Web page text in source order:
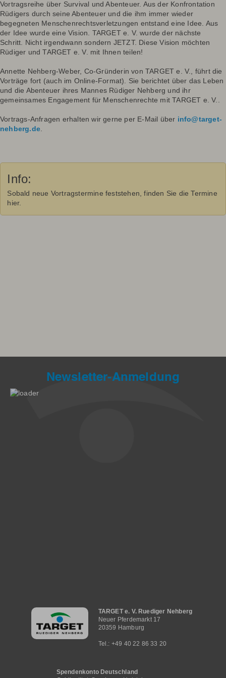
Vortragsreihe über Survival und Abenteuer. Aus der Konfrontation
Rüdigers durch seine Abenteuer und die ihm immer wieder
begegneten Menschenrechtsverletzungen entstand eine Idee. Aus
der Idee wurde eine Vision. TARGET e. V. wurde der nächste
Schritt. Nicht irgendwann sondern JETZT. Diese Vision möchten
Rüdiger und TARGET e. V. mit Ihnen teilen!
Annette Nehberg-Weber, Co-Gründerin von TARGET e. V., führt die
Vorträge fort (auch im Online-Format). Sie berichtet über das Leben
und die Abenteuer ihres Mannes Rüdiger Nehberg und ihr
gemeinsames Engagement für Menschenrechte mit TARGET e. V..
Vortrags-Anfragen erhalten wir gerne per E-Mail über info@target-
nehberg.de
Info:
Sobald neue Vortragstermine feststehen, finden Sie die Termine
hier.
Newsletter-Anmeldung
Hauptnavigation
TARGET e. V. Ruediger Nehberg
Neuer Pferdemarkt 17
20359 Hamburg
Tel.: +49 40 22 86 33 20
Spendenkonto Deutschland